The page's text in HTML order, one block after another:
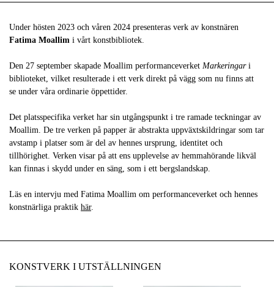
Under hösten 2023 och våren 2024 presenteras verk av konstnären
Fatima Moallim i vårt konstbibliotek.
Den 27 sep​tember skapade Moallim performanceverket Markeringari
biblioteket, vilket resulterade i ett verk direkt på vägg som nu finns att
se under våra ordinarie öppettider.
Det platsspecifika verket har sin utgångspunkt i tre ramade teckningar av
Moallim. De tre verken på papper är abstrakta uppväxtskildringar som tar
avstamp i platser som är del av hennes ursprung, identitet och
tillhörighet. Verken visar på att ens upplevelse av hemmahörande likväl
kan finnas i skydd under en säng, som i ett bergslandskap.
Läs en intervju med Fatima Moallim om performanceverket och hennes
konstnärliga praktik här.
KONSTVERK I UTSTÄLLNINGEN